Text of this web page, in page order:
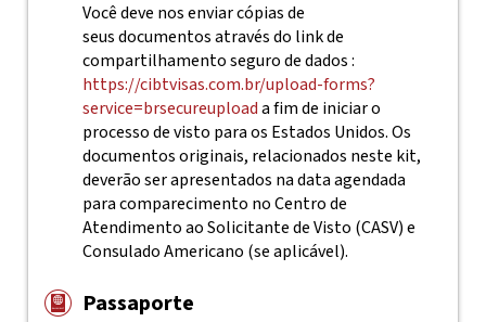
Você deve nos enviar cópias de
seus documentos através do link de
compartilhamento seguro de dados :
https://cibtvisas.com.br/upload-forms?
service=brsecureuploada fim de iniciar o
processo de visto para os Estados Unidos. Os
documentos originais, relacionados neste kit,
deverão ser apresentados na data agendada
para comparecimento no Centro de
Atendimento ao Solicitante de Visto (CASV) e
Consulado Americano (se aplicável).
Passaporte